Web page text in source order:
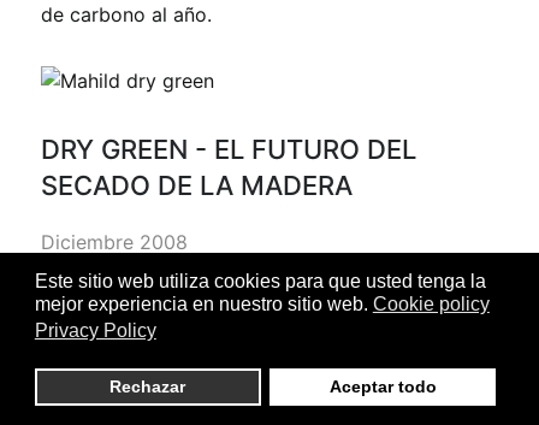
Este sitio web utiliza cookies para que usted tenga la
mejor experiencia en nuestro sitio web. Cookie policy
Privacy Policy
Rechazar Aceptar todo
de carbono al año.
DRY GREEN - EL FUTURO DEL
SECADO DE LA MADERA
Diciembre 2008
Introducción de la política ambiental del MAHILD
por medio del enfoque de la tecnología
desempeño ambiental, con una alta productividad
consistente para el beneficio de nuestro medio